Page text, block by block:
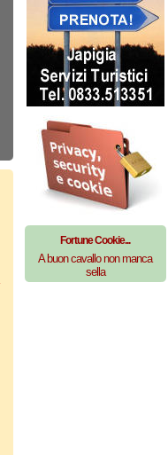
Fortune Cookie...
A buon cavallo non manca
sella